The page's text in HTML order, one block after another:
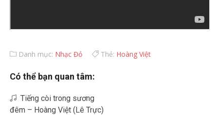
Danh mục: Nhạc Đỏ Thẻ: Hoàng Việt
Có thể bạn quan tâm:
Tiếng còi trong sương
đêm – Hoàng Việt (Lê Trực)